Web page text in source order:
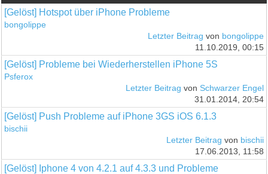
[Gelöst] Hotspot über iPhone Probleme
bongolippe
Letzter Beitrag von bongolippe
11.10.2019, 00:15
[Gelöst] Probleme bei Wiederherstellen iPhone 5S
Psferox
Letzter Beitrag von Schwarzer Engel
31.01.2014, 20:54
[Gelöst] Push Probleme auf iPhone 3GS iOS 6.1.3
bischii
Letzter Beitrag von bischii
17.06.2013, 11:58
[Gelöst] Iphone 4 von 4.2.1 auf 4.3.3 und Probleme